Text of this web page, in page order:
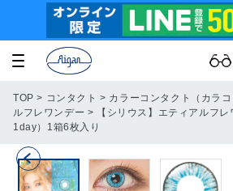
TOP > コンタクト > カラーコンタクト（カラ
ルフレワンデー >
【シリウス】エティアルフ
1day）1箱6枚入り